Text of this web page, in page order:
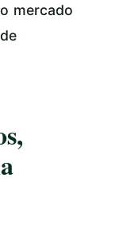
mercado